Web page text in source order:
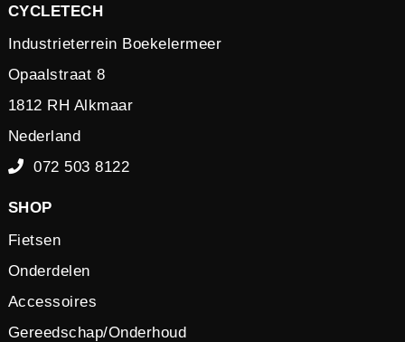
CYCLETECH
Industrieterrein Boekelermeer
Opaalstraat 8
1812 RH Alkmaar
Nederland
072 503 8122
SHOP
Fietsen
Onderdelen
Accessoires
Gereedschap/Onderhoud